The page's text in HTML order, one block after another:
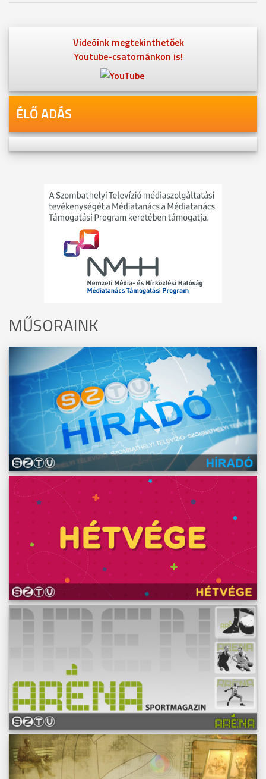
Videóink megtekinthetőek
Youtube-csatornánkon is!
ÉLŐ ADÁS
MŰSORAINK